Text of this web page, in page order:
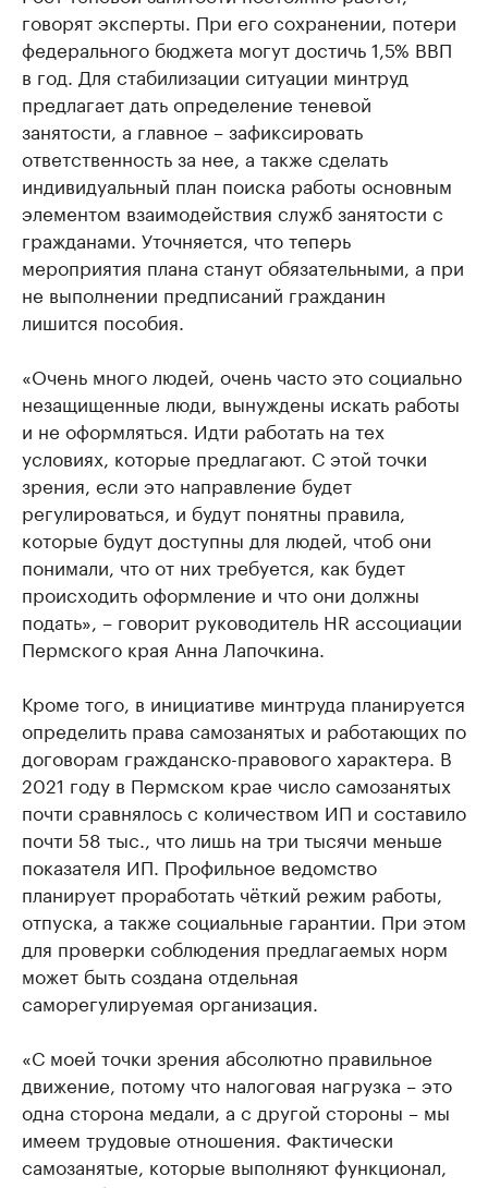
говорят эксперты. При его сохранении, потери
федерального бюджета могут достичь 1,5% ВВП
в год. Для стабилизации ситуации минтруд
предлагает дать определение теневой
занятости, а главное – зафиксировать
ответственность за нее, а также сделать
индивидуальный план поиска работы основным
элементом взаимодействия служб занятости с
гражданами. Уточняется, что теперь
мероприятия плана станут обязательными, а при
не выполнении предписаний гражданин
лишится пособия.
«Очень много людей, очень часто это социально
незащищенные люди, вынуждены искать работы
и не оформляться. Идти работать на тех
условиях, которые предлагают. С этой точки
зрения, если это направление будет
регулироваться, и будут понятны правила,
которые будут доступны для людей, чтоб они
понимали, что от них требуется, как будет
происходить оформление и что они должны
подать», – говорит руководитель HR ассоциации
Пермского края Анна Лапочкина.
Кроме того, в инициативе минтруда планируется
определить права самозанятых и работающих по
договорам гражданско-правового характера. В
2021 году в Пермском крае число самозанятых
почти сравнялось с количеством ИП и составило
почти 58 тыс., что лишь на три тысячи меньше
показателя ИП. Профильное ведомство
планирует проработать чёткий режим работы,
отпуска, а также социальные гарантии. При этом
для проверки соблюдения предлагаемых норм
может быть создана отдельная
саморегулируемая организация.
«С моей точки зрения абсолютно правильное
движение, потому что налоговая нагрузка – это
одна сторона медали, а с другой стороны – мы
имеем трудовые отношения. Фактически
самозанятые, которые выполняют функционал,